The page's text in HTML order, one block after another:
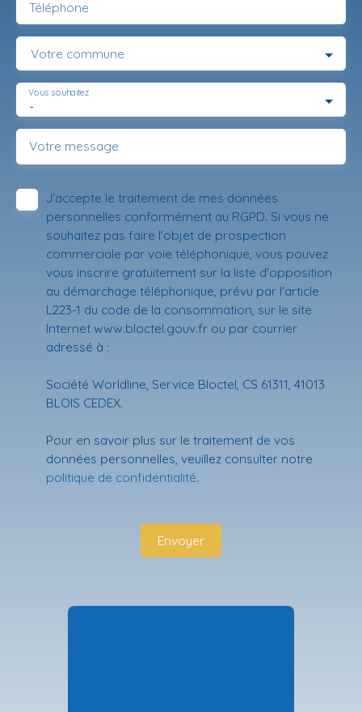
Téléphone
Votre commune
-
Vous souhaitez
Votre message
J'accepte le traitement de mes données
personnelles conformément au RGPD. Si vous ne
souhaitez pas faire l'objet de prospection
commerciale par voie téléphonique, vous pouvez
vous inscrire gratuitement sur la liste d'opposition
au démarchage téléphonique, prévu par l'article
L223-1 du code de la consommation, sur le site
Internet www.bloctel.gouv.fr ou par courrier
adressé à :
Société Worldline, Service Bloctel, CS 61311, 41013
BLOIS CEDEX.
Pour en savoir plus sur le traitement de vos
données personnelles, veuillez consulter notre
politique de confidentialité.
Envoyer